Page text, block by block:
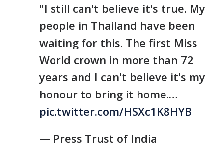
"I still can't believe it's true. My
people in Thailand have been
waiting for this. The first Miss
World crown in more than 72
years and I can't believe it's my
honour to bring it home.…
pic.twitter.com/HSXc1K8HYB
— Press Trust of India